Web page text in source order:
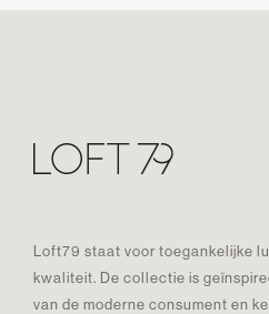
Loft79 staat voor toegankelijke
kwaliteit. De collectie is
van de moderne consument en